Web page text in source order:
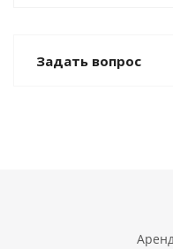
Задать вопрос